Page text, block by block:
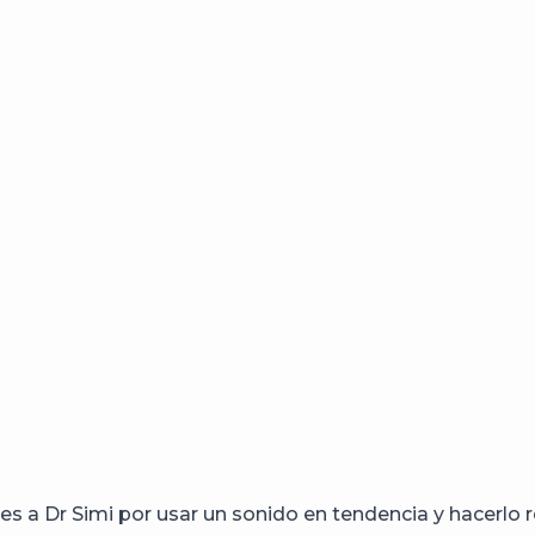
a Dr Simi por usar un sonido en tendencia y hacerlo